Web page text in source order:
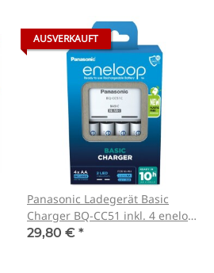
AUSVERKAUFT
Panasonic Ladegerät Basic
Charger BQ-CC51 inkl. 4 eneloop
AA
29,80 € *